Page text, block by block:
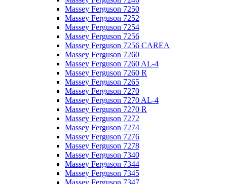
Massey Ferguson 7250
Massey Ferguson 7252
Massey Ferguson 7254
Massey Ferguson 7256
Massey Ferguson 7256 CAREA
Massey Ferguson 7260
Massey Ferguson 7260 AL-4
Massey Ferguson 7260 R
Massey Ferguson 7265
Massey Ferguson 7270
Massey Ferguson 7270 AL-4
Massey Ferguson 7270 R
Massey Ferguson 7272
Massey Ferguson 7274
Massey Ferguson 7276
Massey Ferguson 7278
Massey Ferguson 7340
Massey Ferguson 7344
Massey Ferguson 7345
Massey Ferguson 7347